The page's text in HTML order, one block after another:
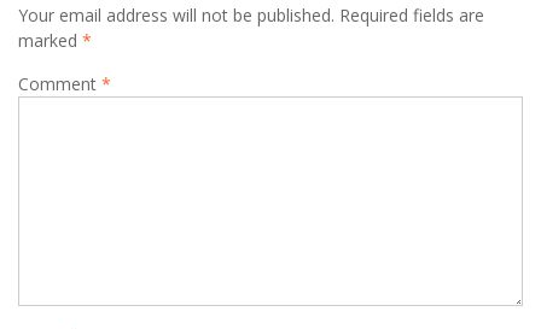
Your email address will not be published. Required fields are
marked *
Comment *